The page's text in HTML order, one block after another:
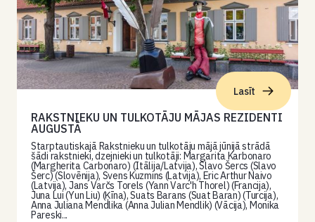
Lasīt
RAKSTNIEKU UN TULKOTĀJU MĀJAS REZIDENTI
AUGUSTĀ
Starptautiskajā Rakstnieku un tulkotāju mājā jūnijā strādā
šādi rakstnieki, dzejnieki un tulkotāji: Margarita Karbonaro
(Margherita Carbonaro) (Itālija/Latvija), Slavo Šercs (Slavo
Šerc) (Slovēnija), Svens Kuzmins (Latvija), Eric Arthur Naivo
(Latvija), Jans Varčs Torels (Yann Varc'h Thorel) (Francija),
Juna Lui (Yun Liu) (Ķīna), Suats Barans (Suat Baran) (Turcija),
Anna Juliana Mendlika (Anna Julian Mendlik) (Vācija), Monika
Pareski...